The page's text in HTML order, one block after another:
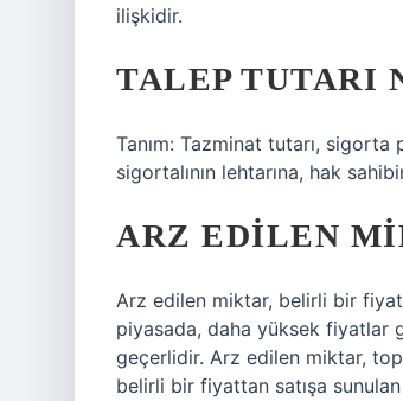
ilişkidir.
TALEP TUTARI
Tanım: Tazminat tutarı,
sigortalının lehtarına, hak
ARZ EDILEN
Arz edilen miktar, belirli bir
piyasada, daha yüksek fiyatlar
geçerlidir. Arz edilen miktar,
belirli bir fiyattan satışa